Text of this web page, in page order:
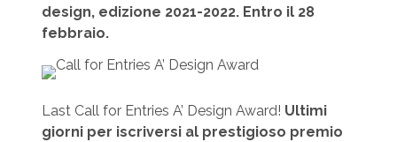
design, edizione 2021-2022. Entro il 28
febbraio.
Last Call for Entries A’ Design Award! Ultimi
giorni per iscriversi al prestigioso premio